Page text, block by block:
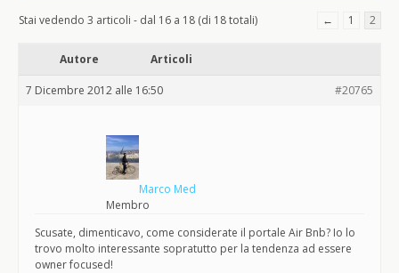
Stai vedendo 3 articoli - dal 16 a 18 (di 18 totali) ← 1 2
Autore Articoli
7 Dicembre 2012 alle 16:50 #20765
Marco Med
Membro
Scusate, dimenticavo, come considerate il portale Air Bnb? Io lo
trovo molto interessante sopratutto per la tendenza ad essere
owner focused!